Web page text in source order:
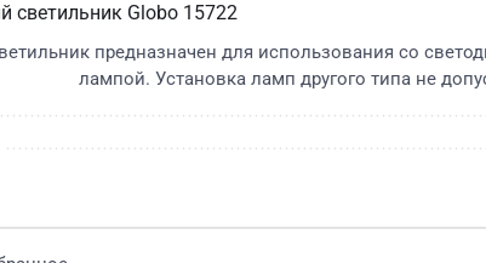
светильник Globo 15722
предназначен для использования со
лампой. Установка ламп другого типа не